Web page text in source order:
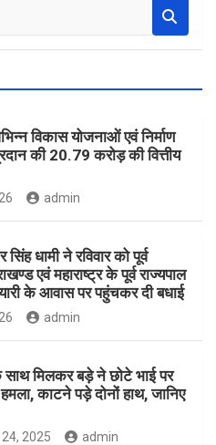
विकास योजनाओं एवं निर्माण
की 20.79 करोड़ की वित्तीय
admin
धामी ने रविवार को पूर्व
एवं महाराष्ट्र के पूर्व राज्यपाल
के आवास पर पहुंचकर दी बधाई
admin
साथ मिलकर बड़े ने छोटे भाई पर
काटने पड़े दोनों हाथ, जानिए
2025 admin